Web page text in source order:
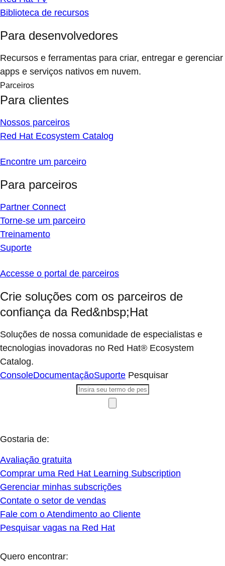
Biblioteca de recursos
Para desenvolvedores
Recursos e ferramentas para criar, entregar e gerenciar
apps e serviços nativos em nuvem.
Parceiros
Para clientes
Nossos parceiros
Red Hat Ecosystem Catalog
Encontre um parceiro
Para parceiros
Partner Connect
Torne-se um parceiro
Treinamento
Suporte
Accesse o portal de parceiros
Crie soluções com os parceiros de
confiança da Red&nbsp;Hat
Soluções de nossa comunidade de especialistas e
tecnologias inovadoras no Red Hat® Ecosystem
Catalog.
ConsoleDocumentaçãoSuporte Pesquisar
Gostaria de:
Avaliação gratuita
Comprar uma Red Hat Learning Subscription
Gerenciar minhas subscrições
Contate o setor de vendas
Fale com o Atendimento ao Cliente
Pesquisar vagas na Red Hat
Quero encontrar: